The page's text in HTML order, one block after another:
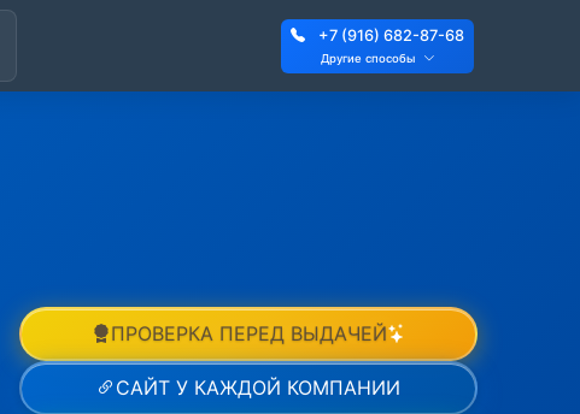
+7 (916) 682-87-68
Другие способы
ПРОВЕРКА ПЕРЕД ВЫДАЧЕЙ
САЙТ У КАЖДОЙ КОМПАНИИ